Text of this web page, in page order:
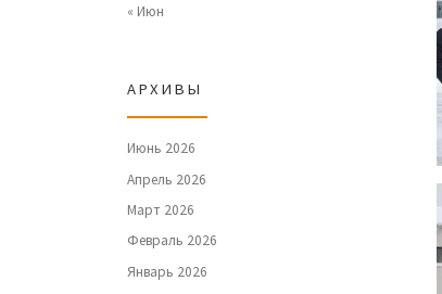
« Июн
АРХИВЫ
Июнь 2026
Апрель 2026
Март 2026
Февраль 2026
Январь 2026